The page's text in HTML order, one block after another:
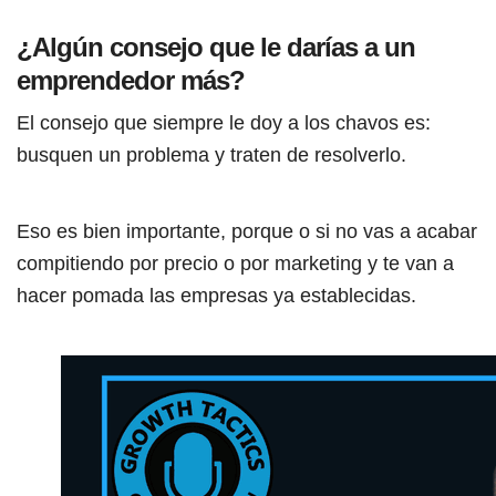
¿Algún consejo que le darías a un
emprendedor más?
El consejo que siempre le doy a los chavos es:
busquen un problema y traten de resolverlo.
Eso es bien importante, porque o si no vas a acabar
compitiendo por precio o por marketing y te van a
hacer pomada las empresas ya establecidas.